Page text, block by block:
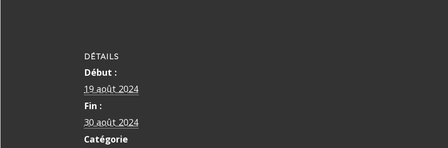
DÉTAILS
Début :
19 août 2024
Fin :
30 août 2024
Catégorie